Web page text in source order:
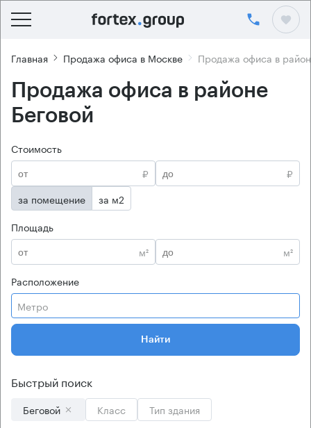
Главная Продажа офиса в Москве Продажа офиса в
Продажа офиса в районе
Беговой
Стоимость
₽
₽
за помещение
за м2
Площадь
м²
м²
Расположение
Метро
Найти
Быстрый поиск
Беговой Класс Тип здания